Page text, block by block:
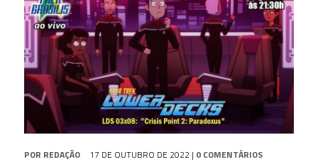
POR REDAÇÃO 17 DE OUTUBRO DE 2022 | 0 COMENTÁRIOS